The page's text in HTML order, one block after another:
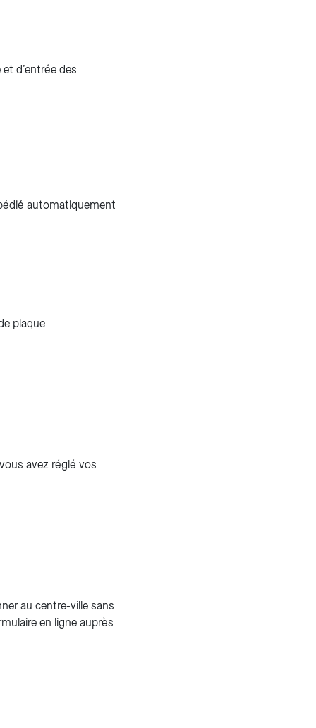
d’entrée des
automatiquement
plaque
avez réglé vos
au centre-ville sans
en ligne auprès